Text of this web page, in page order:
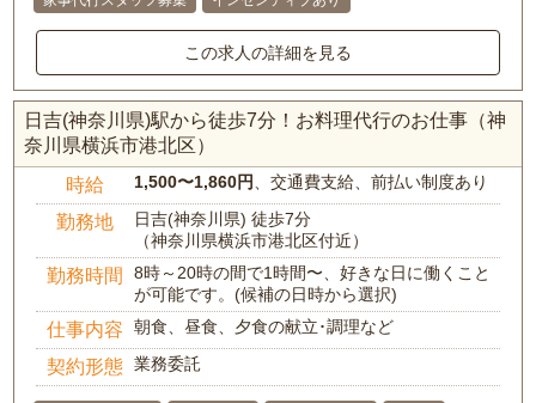
この求人の詳細を見る
日吉(神奈川県)駅から徒歩7分！お料理代行のお仕事（神
奈川県横浜市港北区）
時給 1,500〜1,860円、交通費支給、前払い制度あり
勤務地
日吉(神奈川県) 徒歩7分
（神奈川県横浜市港北区付近）
勤務時間
8時～20時の間で1時間〜、好きな日に働くこと
が可能です。(候補の日時から選択)
仕事内容 朝食、昼食、夕食の献立･調理など
契約形態 業務委託